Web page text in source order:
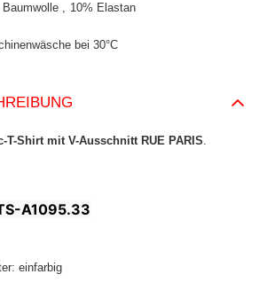
10% Elastan
bei 30°C
T-Shirt mit V-Ausschnitt RUE PARIS.
A1095.33
einfarbig